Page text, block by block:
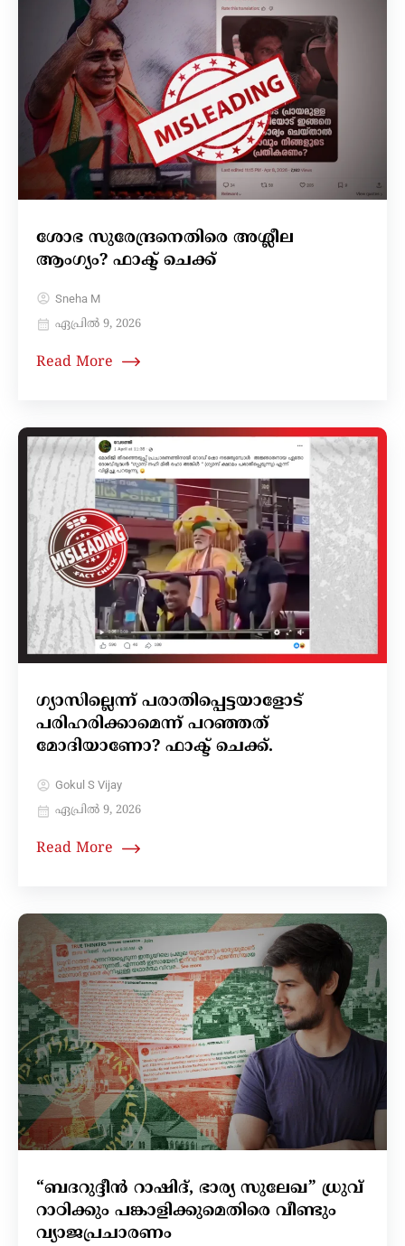
ശോഭ സുരേന്ദ്രനെതിരെ അശ്ലീല
ആംഗ്യം? ഫാക്ട് ചെക്ക്
Sneha M
ഏപ്രിൽ 9, 2026
Read More
ഗ്യാസില്ലെന്ന് പരാതിപ്പെട്ടയാളോട്
പരിഹരിക്കാമെന്ന് പറഞ്ഞത്
മോദിയാണോ? ഫാക്ട് ചെക്ക്.
Gokul S Vijay
ഏപ്രിൽ 9, 2026
Read More
“ബദറുദ്ദീൻ റാഷിദ്‌, ഭാര്യ സുലേഖ” ധ്രുവ്
റാഠിക്കും പങ്കാളിക്കുമെതിരെ വീണ്ടും
വ്യാജപ്രചാരണം